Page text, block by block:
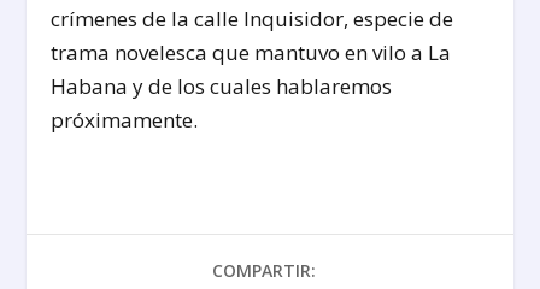
crímenes de la calle Inquisidor, especie de
trama novelesca que mantuvo en vilo a La
Habana y de los cuales hablaremos
próximamente.
COMPARTIR: